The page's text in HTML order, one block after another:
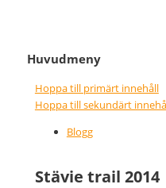
Nice wins
faster
Huvudmeny
Hoppa till primärt innehåll
Hoppa till sekundärt
Blogg
Stävie trail 2014